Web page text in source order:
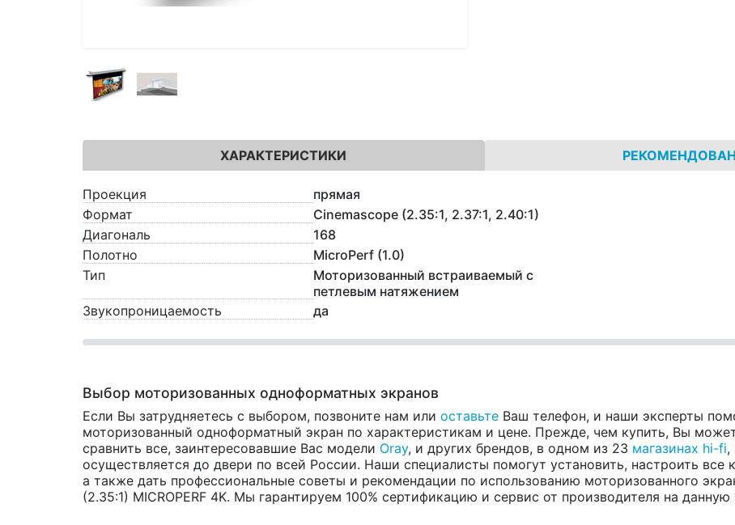
ХАРАКТЕРИСТИКИ
Проекция
прямая
Формат
Cinemascope (2.35:1, 2.37:1, 2.40:1)
Диагональ
168
Полотно
MicroPerf (1.0)
Тип
Моторизованный встраиваемый с
петлевым натяжением
Звукопроницаемость
да
Выбор моторизованных одноформатных экранов
Если Вы затрудняетесь с выбором, позвоните нам или оставьте Ваш телефон, и наши эксперты
моторизованный одноформатный экран по характеристикам и цене. Прежде, чем купить, Вы
сравнить все, заинтересовавшие Вас модели Oray, и других брендов, в одном из 23 магазинах hi-fi,
осуществляется до двери по всей России. Наши специалисты помогут установить, настроить все
а также дать профессиональные советы и рекомендации по использованию моторизованного
(2.35:1) MICROPERF 4K. Мы гарантируем 100% сертификацию и сервис от производителя на